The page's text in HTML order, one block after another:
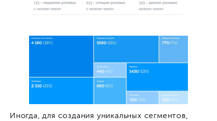
Иногда, для создания уникальных сегментов,